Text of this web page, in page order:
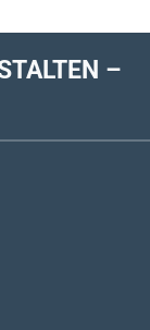
–